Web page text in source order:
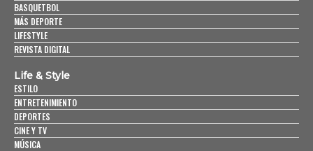
BASQUETBOL
MÁS DEPORTE
LIFESTYLE
REVISTA DIGITAL
Life & Style
ESTILO
ENTRETENIMIENTO
DEPORTES
CINE Y TV
MÚSICA